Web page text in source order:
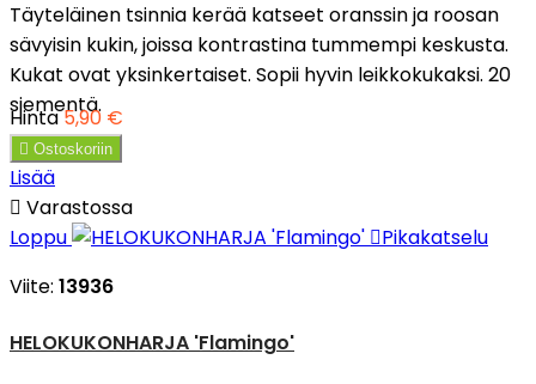
Täyteläinen tsinnia kerää katseet oranssin ja roosan
sävyisin kukin, joissa kontrastina tummempi keskusta.
Kukat ovat yksinkertaiset. Sopii hyvin leikkokukaksi. 20
siementä.
Hinta5,90 €
 Ostoskoriin
Lisää
 Varastossa
Loppu
Pikakatselu
Viite: 13936
HELOKUKONHARJA 'Flamingo'